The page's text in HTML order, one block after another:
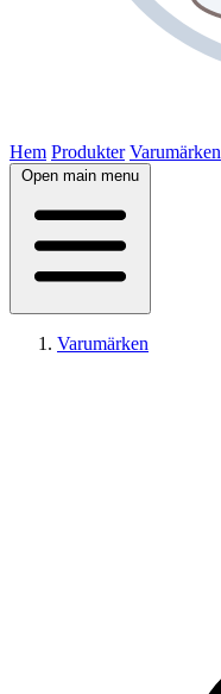
Hem Produkter Varumärken
Open main menu
Varumärken